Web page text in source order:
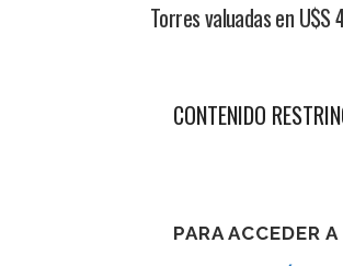
Torres valuadas en
CONTENIDO
PARA ACCEDER